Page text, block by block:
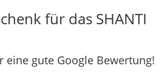
für das SHANTI
eine gute Google Bewertung!